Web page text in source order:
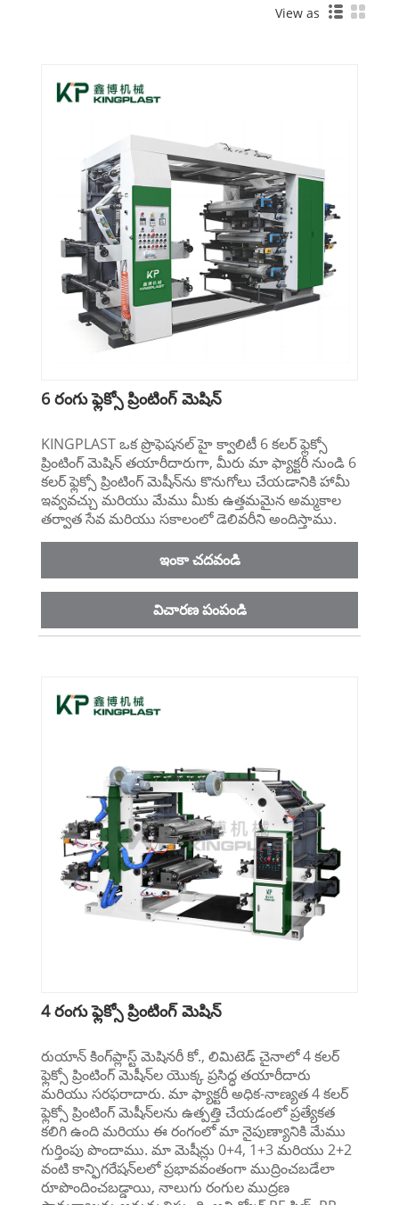
View as
6 రంగు ఫ్లెక్సో ప్రింటింగ్ మెషిన్
KINGPLAST ఒక ప్రొఫెషనల్ హై క్వాలిటీ 6 కలర్ ఫ్లెక్సో
ప్రింటింగ్ మెషిన్ తయారీదారుగా, మీరు మా ఫ్యాక్టరీ నుండి 6
కలర్ ఫ్లెక్సో ప్రింటింగ్ మెషీన్‌ను కొనుగోలు చేయడానికి హామీ
ఇవ్వవచ్చు మరియు మేము మీకు ఉత్తమమైన అమ్మకాల
తర్వాత సేవ మరియు సకాలంలో డెలివరీని అందిస్తాము.
ఇంకా చదవండి
విచారణ పంపండి
4 రంగు ఫ్లెక్సో ప్రింటింగ్ మెషిన్
రుయాన్ కింగ్‌ప్లాస్ట్ మెషినరీ కో., లిమిటెడ్ చైనాలో 4 కలర్
ఫ్లెక్సో ప్రింటింగ్ మెషీన్‌ల యొక్క ప్రసిద్ధ తయారీదారు
మరియు సరఫరాదారు. మా ఫ్యాక్టరీ అధిక-నాణ్యత 4 కలర్
ఫ్లెక్సో ప్రింటింగ్ మెషీన్‌లను ఉత్పత్తి చేయడంలో ప్రత్యేకత
కలిగి ఉంది మరియు ఈ రంగంలో మా నైపుణ్యానికి మేము
గుర్తింపు పొందాము. మా మెషీన్లు 0+4, 1+3 మరియు 2+2
వంటి కాన్ఫిగరేషన్‌లలో ప్రభావవంతంగా ముద్రించబడేలా
రూపొందించబడ్డాయి, నాలుగు రంగుల ముద్రణ